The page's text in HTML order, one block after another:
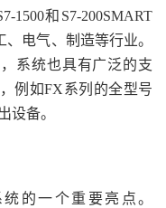
1500和S7-200SMART
电气、制造等行业。
系统也具有广泛的支
例如FX系列的全型号
设备。
的一个重要亮点。